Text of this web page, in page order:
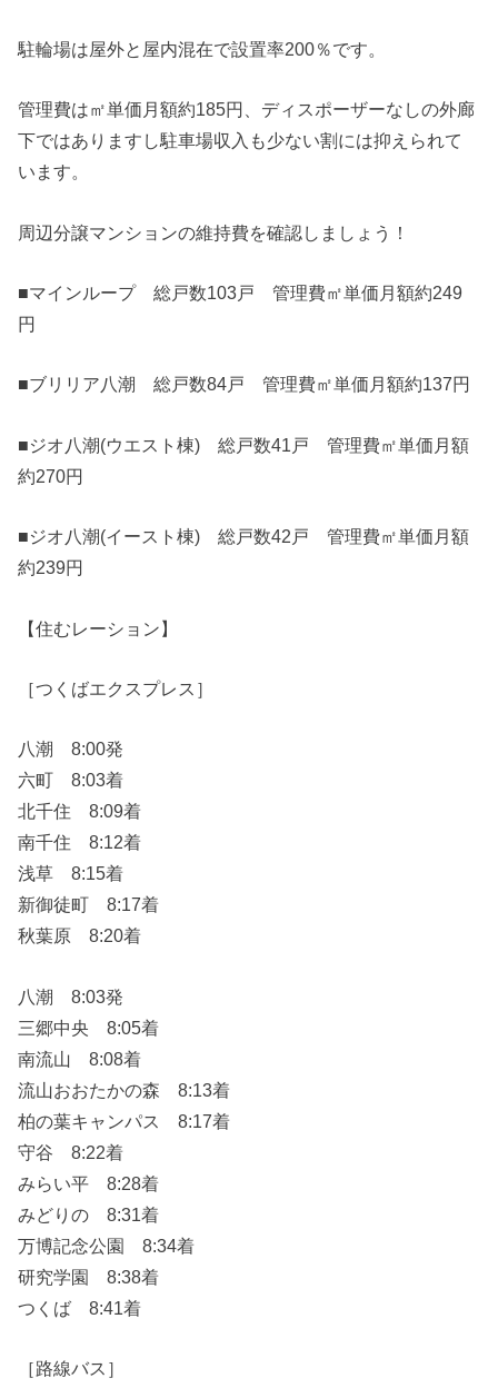
駐輪場は屋外と屋内混在で設置率200％です。
管理費は㎡単価月額約185円、ディスポーザーなしの外廊
下ではありますし駐車場収入も少ない割には抑えられて
います。
周辺分譲マンションの維持費を確認しましょう！
■マインループ 総戸数103戸 管理費㎡単価月額約249
円
■ブリリア八潮 総戸数84戸 管理費㎡単価月額約137円
■ジオ八潮(ウエスト棟) 総戸数41戸 管理費㎡単価月額
約270円
■ジオ八潮(イースト棟) 総戸数42戸 管理費㎡単価月額
約239円
【住むレーション】
［つくばエクスプレス］
八潮 8:00発
六町 8:03着
北千住 8:09着
南千住 8:12着
浅草 8:15着
新御徒町 8:17着
秋葉原 8:20着
八潮 8:03発
三郷中央 8:05着
南流山 8:08着
流山おおたかの森 8:13着
柏の葉キャンパス 8:17着
守谷 8:22着
みらい平 8:28着
みどりの 8:31着
万博記念公園 8:34着
研究学園 8:38着
つくば 8:41着
［路線バス］